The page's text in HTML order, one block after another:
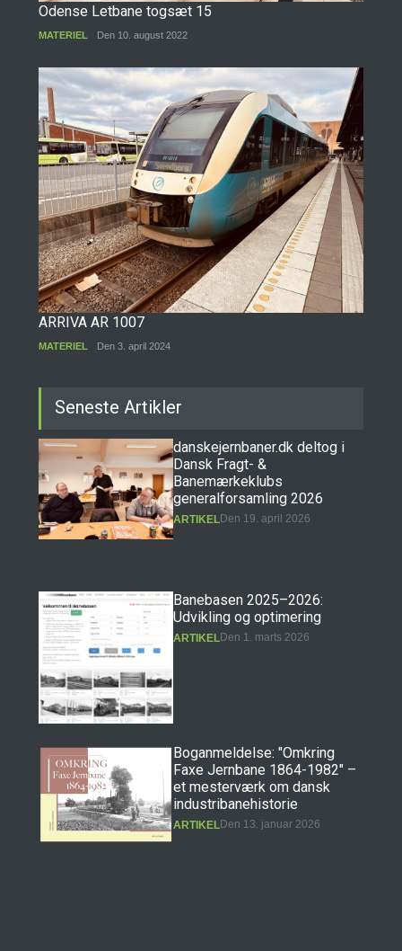
Odense Letbane togsæt 15
MATERIEL Den 10. august 2022
ARRIVA AR 1007
MATERIEL Den 3. april 2024
Seneste Artikler
danskejernbaner.dk deltog i
Dansk Fragt- &
Banemærkeklubs
generalforsamling 2026
ARTIKELDen 19. april 2026
Banebasen 2025–2026:
Udvikling og optimering
ARTIKELDen 1. marts 2026
Boganmeldelse: "Omkring
Faxe Jernbane 1864-1982" –
et mesterværk om dansk
industribanehistorie
ARTIKELDen 13. januar 2026